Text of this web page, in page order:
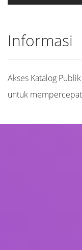
Informasi
Akses Katalog
untuk